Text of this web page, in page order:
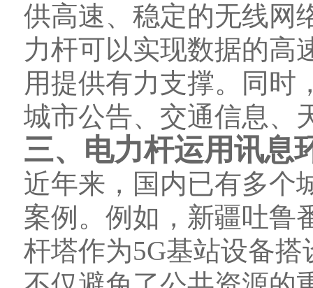
供高速、稳定的无线网
力杆可以实现数据的高
用提供有力支撑。同时
城市公告、交通信息、
三、电力杆运用讯息
近年来，国内已有多个
案例。例如，新疆吐鲁
杆塔作为5G基站设备